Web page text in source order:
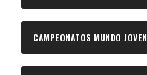
CAMPEONATOS MUNDO JOVEN